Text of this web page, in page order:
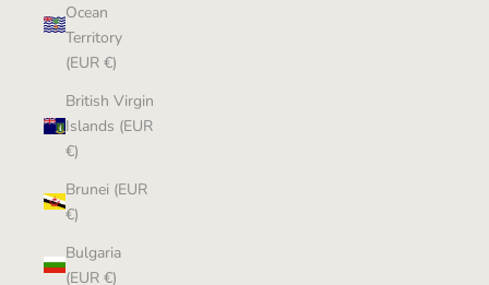
Ocean
Territory
(EUR €)
British Virgin
Islands (EUR
€)
Brunei (EUR
€)
Bulgaria
(EUR €)